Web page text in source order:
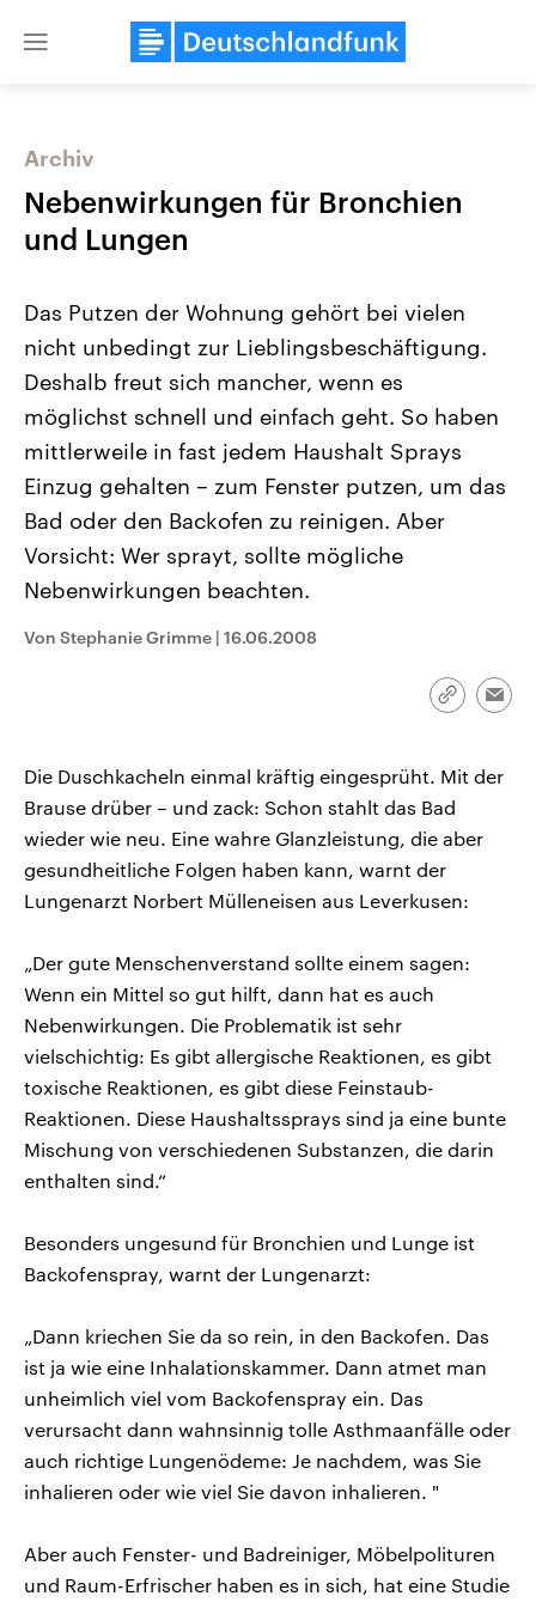
Close
Landtagswahl Sachsen-Anhalt
Alle Informationen
Sachsen-Anhalt wählt am 6.
September 2026 einen neuen
Landtag. Seit 2021 wird das
Bundesland von einer Koalition aus
CDU, SPD und FDP regiert.-
Umfragen, Prognosen,
Wahlprogramme, aktuelle Berichte
und Hintergründe zu den Parteien
und Kandidaten der anstehenden
Wahl.
USA
Hintergründe
Wirtschaftlich und
gehören die Vereinigten
den mächtigsten Ländern
mit großem Einfluss auf
aktuelle Weltgeschehen.
Archiv
Nebenwirkungen für Bronchien
und Lungen
Das Putzen der Wohnung gehört bei vielen
nicht unbedingt zur Lieblingsbeschäftigung.
Deshalb freut sich mancher, wenn es
möglichst schnell und einfach geht. So haben
mittlerweile in fast jedem Haushalt Sprays
Einzug gehalten – zum Fenster putzen, um das
Bad oder den Backofen zu reinigen. Aber
Vorsicht: Wer sprayt, sollte mögliche
Nebenwirkungen beachten.
Von Stephanie Grimme | 16.06.2008
Link
Die Duschkacheln einmal kräftig eingesprüht. Mit der
Brause drüber – und zack: Schon stahlt das Bad
wieder wie neu. Eine wahre Glanzleistung, die aber
gesundheitliche Folgen haben kann, warnt der
Lungenarzt Norbert Mülleneisen aus Leverkusen:
„Der gute Menschenverstand sollte einem sagen:
Wenn ein Mittel so gut hilft, dann hat es auch
Nebenwirkungen. Die Problematik ist sehr
vielschichtig: Es gibt allergische Reaktionen, es gibt
toxische Reaktionen, es gibt diese Feinstaub-
Reaktionen. Diese Haushaltssprays sind ja eine bunte
Mischung von verschiedenen Substanzen, die darin
enthalten sind.“
Besonders ungesund für Bronchien und Lunge ist
Backofenspray, warnt der Lungenarzt:
„Dann kriechen Sie da so rein, in den Backofen. Das
ist ja wie eine Inhalationskammer. Dann atmet man
unheimlich viel vom Backofenspray ein. Das
verursacht dann wahnsinnig tolle Asthmaanfälle oder
auch richtige Lungenödeme: Je nachdem, was Sie
inhalieren oder wie viel Sie davon inhalieren. "
Aber auch Fenster- und Badreiniger, Möbelpolituren
und Raum-Erfrischer haben es in sich, hat eine Studie